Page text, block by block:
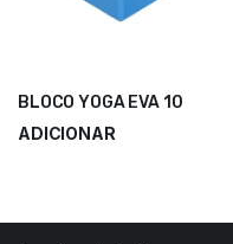
BLOCO YOGA EVA 10
ADICIONAR